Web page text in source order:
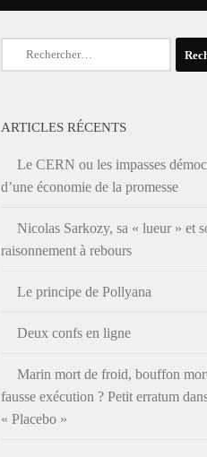
Rechercher :
ARTICLES RÉCENTS
Le CERN ou les impasses
d’une économie de la promesse
Nicolas Sarkozy, sa « lueur » et
raisonnement à rebours
Le principe de Pollyana
Deux confs en ligne
Marin mort de froid, bouffon
fausse exécution ? Petit erratum
« Placebo »